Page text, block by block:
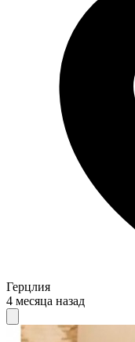
Герцлия
4 месяца назад